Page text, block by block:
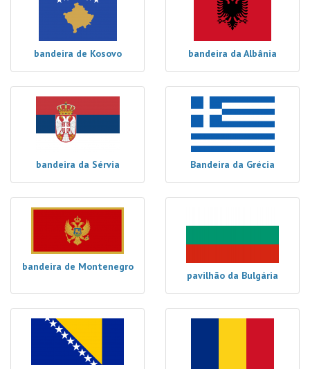
bandeira de Kosovo bandeira da Albânia
bandeira da Sérvia Bandeira da Grécia
bandeira de Montenegro
pavilhão da Bulgária